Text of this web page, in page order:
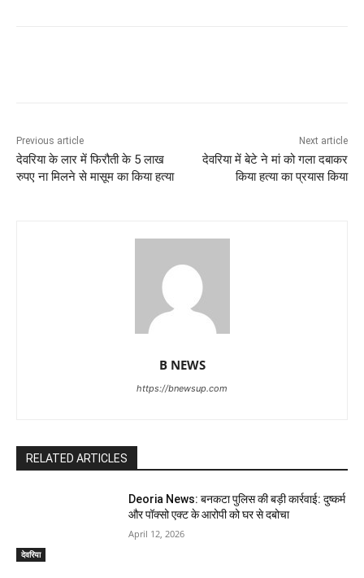
Previous article
देवरिया के लार में फिरौती के 5 लाख
रुपए ना मिलने से मासूम का किया हत्या
Next article
देवरिया में बेटे ने मां को गला दबाकर
किया हत्या का प्रयास किया
B NEWS
https://bnewsup.com
RELATED ARTICLES
देवरिया
Deoria News: बनकटा पुलिस की बड़ी कार्रवाई: दुष्कर्म
और पॉक्सो एक्ट के आरोपी को घर से दबोचा
April 12, 2026